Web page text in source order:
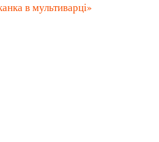
в мультиварці»